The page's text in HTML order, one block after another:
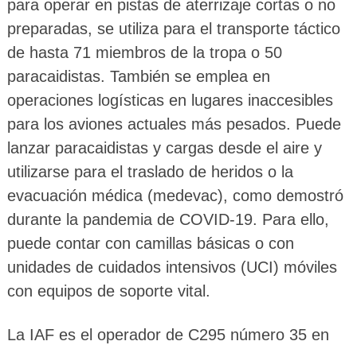
para operar en pistas de aterrizaje cortas o no
preparadas, se utiliza para el transporte táctico
de hasta 71 miembros de la tropa o 50
paracaidistas. También se emplea en
operaciones logísticas en lugares inaccesibles
para los aviones actuales más pesados. Puede
lanzar paracaidistas y cargas desde el aire y
utilizarse para el traslado de heridos o la
evacuación médica (medevac), como demostró
durante la pandemia de COVID-19. Para ello,
puede contar con camillas básicas o con
unidades de cuidados intensivos (UCI) móviles
con equipos de soporte vital.
La IAF es el operador de C295 número 35 en